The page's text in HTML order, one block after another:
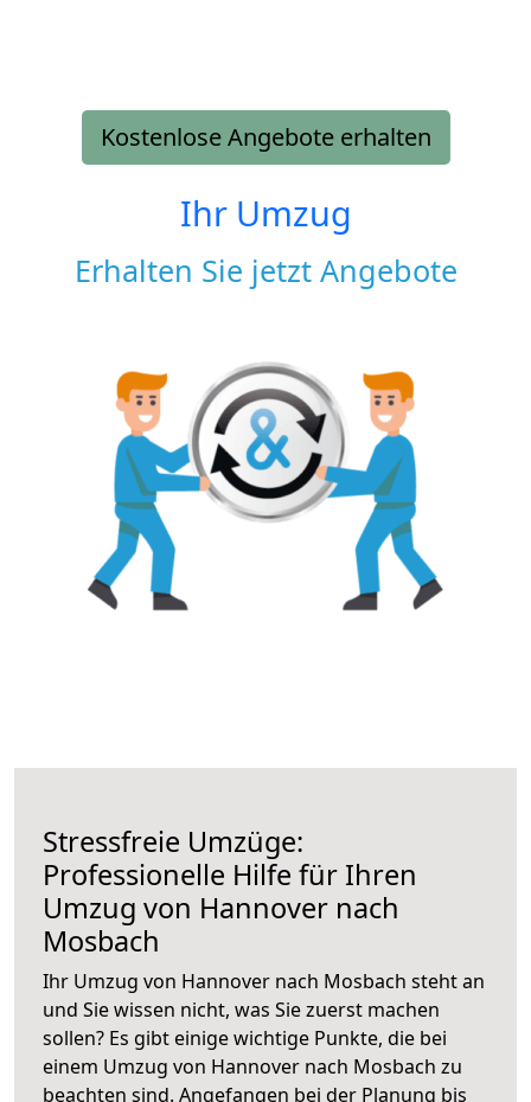
Kostenlose Angebote erhalten
Ihr Umzug
Erhalten Sie jetzt Angebote
Stressfreie Umzüge:
Professionelle Hilfe für Ihren
Umzug von Hannover nach
Mosbach
Ihr Umzug von Hannover nach Mosbach steht an
und Sie wissen nicht, was Sie zuerst machen
sollen? Es gibt einige wichtige Punkte, die bei
einem Umzug von Hannover nach Mosbach zu
beachten sind. Angefangen bei der Planung bis